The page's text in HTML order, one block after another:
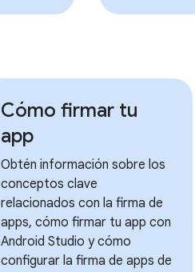
Cómo firmar tu
app
Obtén información sobre los
conceptos clave
relacionados con la firma de
apps, cómo firmar tu app con
Android Studio y cómo
configurar la firma de apps de